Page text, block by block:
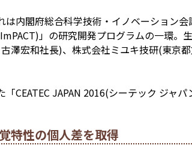
は内閣府総合科学技術・イノベーション
」の研究開発プログラムの一環。
澤宏和社長)、株式会社ミユキ技研(東京
CEATEC JAPAN 2016(シーテック ジャ
特性の個人差を取得